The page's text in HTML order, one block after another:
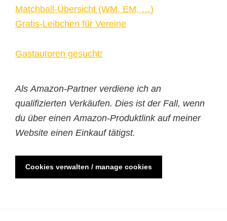
Matchball-Übersicht (WM, EM, …)
Gratis-Leibchen für Vereine
Gastautoren gesucht!
Als Amazon-Partner verdiene ich an
qualifizierten Verkäufen. Dies ist der Fall, wenn
du über einen Amazon-Produktlink auf meiner
Website einen Einkauf tätigst.
Cookies verwalten / manage cookies